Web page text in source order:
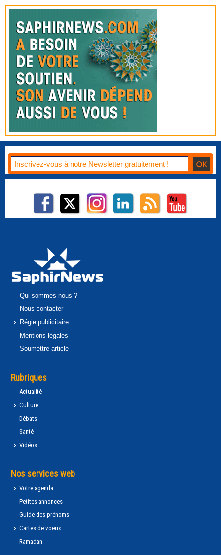
Qui sommes-nous ?
Nous contacter
Régie publicitaire
Mentions légales
Soumettre article
Rubriques
Actualité
Culture
Débats
Santé
Vidéos
Nos services web
Votre agenda
Petites annonces
Guide des prénoms
Cartes de voeux
Ramadan